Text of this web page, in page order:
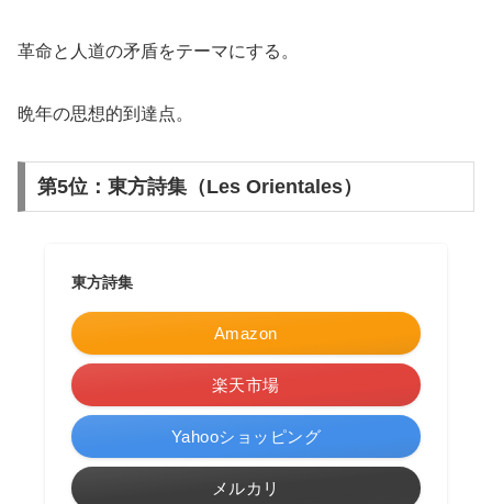
革命と人道の矛盾をテーマにする。
晩年の思想的到達点。
第5位：東方詩集（Les Orientales）
東方詩集
Amazon
楽天市場
Yahooショッピング
メルカリ